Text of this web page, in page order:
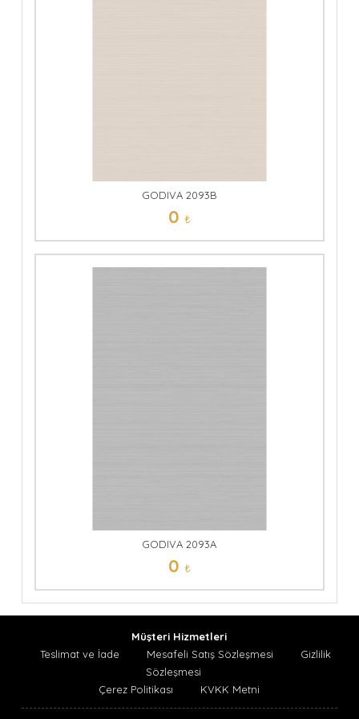
GODIVA 2093B
0 ₺
GODIVA 2093A
0 ₺
Müşteri Hizmetleri
Teslimat ve İade
Mesafeli Satış Sözleşmesi
Gizlilik
Sözleşmesi
Çerez Politikası
KVKK Metni